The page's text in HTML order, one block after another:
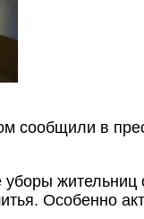
сообщили в
жительниц
Особенно